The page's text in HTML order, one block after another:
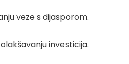
veze s dijasporom.
investicija.